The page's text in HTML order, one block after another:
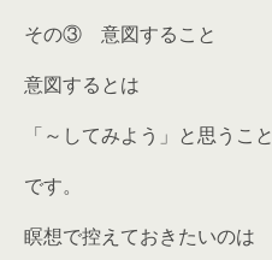
その③ 意図すること
意図するとは
「～してみよう」と思うこと
です。
瞑想で控えておきたいのは